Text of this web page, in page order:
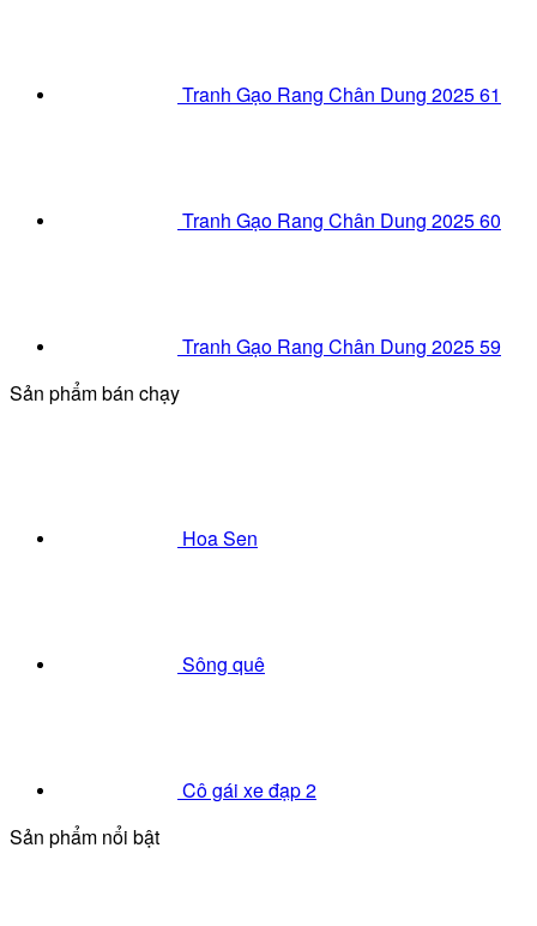
Tranh Gạo Rang Chân Dung 2025 61
Tranh Gạo Rang Chân Dung 2025 60
Tranh Gạo Rang Chân Dung 2025 59
Sản phẩm bán chạy
Hoa Sen
Sông quê
Cô gái xe đạp 2
Sản phẩm nổi bật